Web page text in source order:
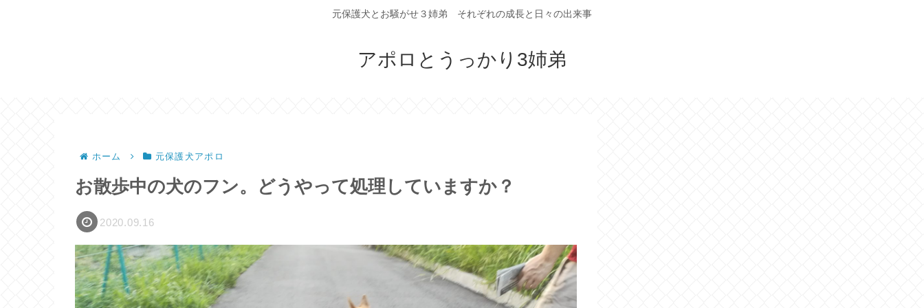
元保護犬とお騒がせ３姉弟 それぞれの成長と日々の出来事
アポロとうっかり3姉弟
ホーム 元保護犬アポロ
お散歩中の犬のフン。どうやって処理していますか？
2020.09.16